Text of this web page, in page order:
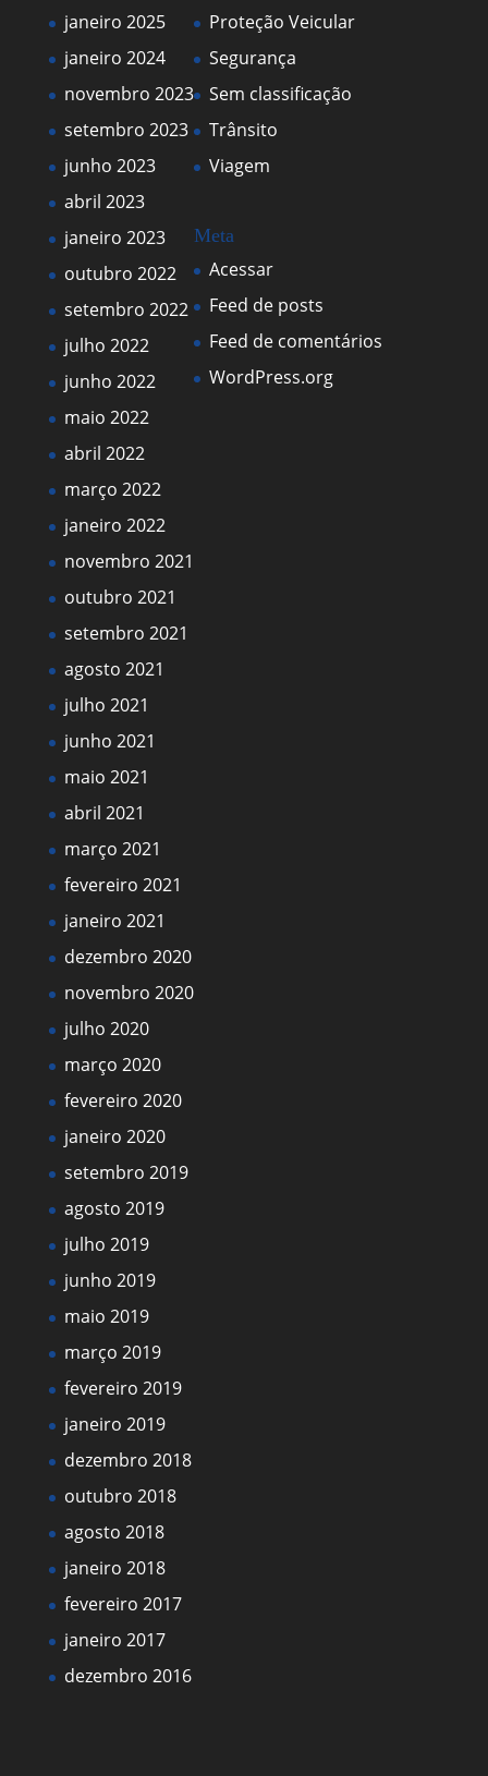
janeiro 2025
janeiro 2024
novembro 2023
setembro 2023
junho 2023
abril 2023
janeiro 2023
outubro 2022
setembro 2022
julho 2022
junho 2022
maio 2022
abril 2022
março 2022
janeiro 2022
novembro 2021
outubro 2021
setembro 2021
agosto 2021
julho 2021
junho 2021
maio 2021
abril 2021
março 2021
fevereiro 2021
janeiro 2021
dezembro 2020
novembro 2020
julho 2020
março 2020
fevereiro 2020
janeiro 2020
setembro 2019
agosto 2019
julho 2019
junho 2019
maio 2019
março 2019
fevereiro 2019
janeiro 2019
dezembro 2018
outubro 2018
agosto 2018
janeiro 2018
fevereiro 2017
janeiro 2017
dezembro 2016
Proteção Veicular
Segurança
Sem classificação
Trânsito
Viagem
Meta
Acessar
Feed de posts
Feed de comentários
WordPress.org